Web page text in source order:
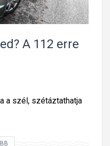
A 112 erre
a szél, szétáztathatja